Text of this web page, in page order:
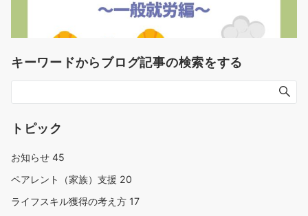
キーワードからブログ記事の検索をする
トピック
お知らせ 45
ペアレント（家族）支援 20
ライフスキル獲得の考え方 17